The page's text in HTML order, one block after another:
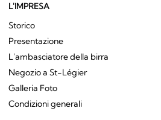
L'IMPRESA
Storico
Presentazione
L'ambasciatore della birra
Negozio a St-Légier
Galleria Foto
Condizioni generali